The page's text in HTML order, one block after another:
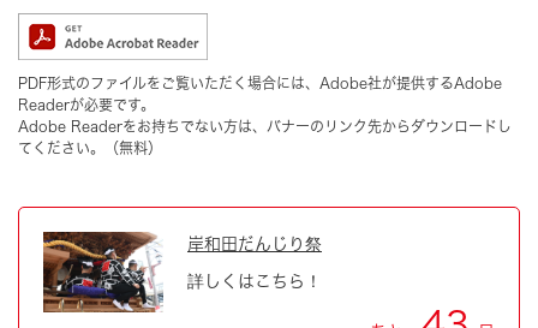
PDF形式のファイルをご覧いただく場合には、Adobe社が提供するAdobe
Readerが必要です。
Adobe Readerをお持ちでない方は、バナーのリンク先からダウンロードし
てください。（無料）
岸和田だんじり祭
詳しくはこちら！